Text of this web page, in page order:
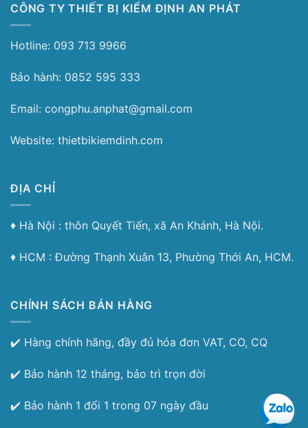
CÔNG TY THIẾT BỊ KIỂM ĐỊNH AN PHÁT
Hotline: 093 713 9966
Bảo hành: 0852 595 333
Email: congphu.anphat@gmail.com
Website: thietbikiemdinh.com
ĐỊA CHỈ
♦︎ Hà Nội : thôn Quyết Tiến, xã An Khánh, Hà Nội.
♦︎ HCM : Đường Thạnh Xuân 13, Phường Thới An, HCM.
CHÍNH SÁCH BÁN HÀNG
✔️ Hàng chính hãng, đầy đủ hóa đơn VAT, CO, CQ
✔️ Bảo hành 12 tháng, bảo trì trọn đời
✔️ Bảo hành 1 đổi 1 trong 07 ngày đầu